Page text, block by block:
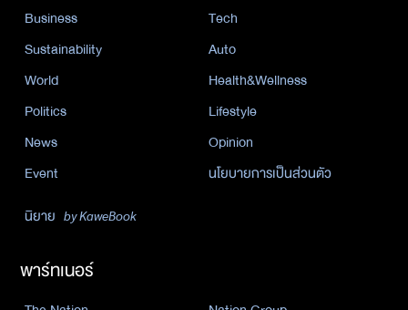
Business
Tech
Sustainability
Auto
World
Health&Wellness
Politics
Lifestyle
News
Opinion
Event
นโยบายการเป็นส่วนตัว
นิยาย by KaweBook
พาร์ทเนอร์